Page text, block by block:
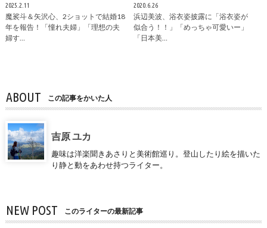
2025.2.11
魔裟斗＆矢沢心、2ショットで結婚18
年を報告！「憧れ夫婦」「理想の夫
婦す…
2020.6.26
浜辺美波、浴衣姿披露に「浴衣姿が
似合う！！」「めっちゃ可愛いー」
「日本美…
ABOUT この記事をかいた人
吉原 ユカ
趣味は洋楽聞きあさりと美術館巡り。登山したり絵を描いた
り静と動をあわせ持つライター。
NEW POST このライターの最新記事